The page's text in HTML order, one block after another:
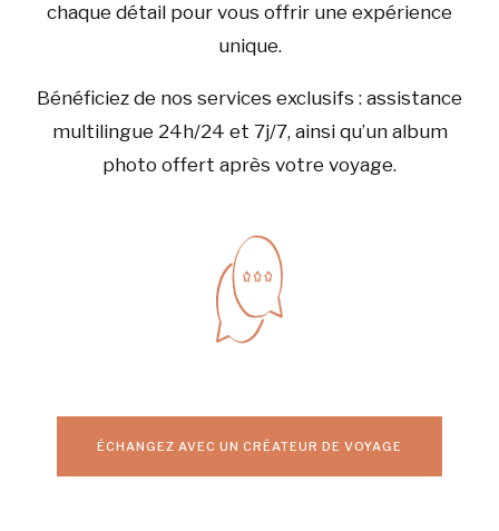
chaque détail pour vous offrir une expérience
unique.
Bénéficiez de nos services exclusifs : assistance
multilingue 24h/24 et 7j/7, ainsi qu’un album
photo offert après votre voyage.
ÉCHANGEZ AVEC UN CRÉATEUR DE VOYAGE